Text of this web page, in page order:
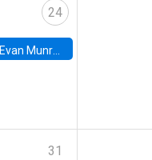
24
Evan Munro, Neyman Visiting Assistant Professor in the Department of Statistics at UC Berkeley
31